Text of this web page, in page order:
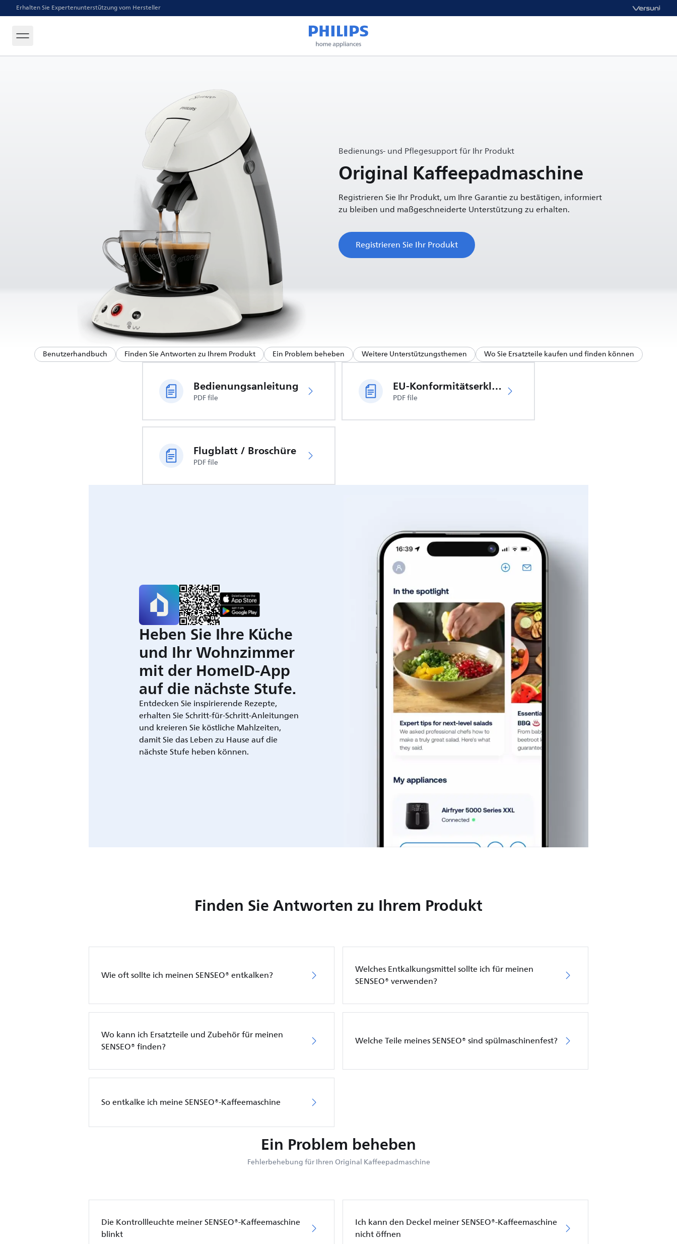
Erhalten Sie Expertenunterstützung vom Hersteller
Bedienungs- und Pflegesupport für Ihr Produkt
Original Kaffeepadmaschine
Registrieren Sie Ihr Produkt, um Ihre Garantie zu bestätigen, informiert
zu bleiben und maßgeschneiderte Unterstützung zu erhalten.
Registrieren Sie Ihr Produkt
Benutzerhandbuch Finden Sie Antworten zu Ihrem Produkt Ein Problem beheben Weitere Unterstützungsthemen Wo Sie Ersatzteile kaufen und finden können
Bedienungsanleitung
PDF file
EU-Konformitätserklärung
PDF file
Flugblatt / Broschüre
PDF file
Heben Sie Ihre Küche
und Ihr Wohnzimmer
mit der HomeID-App
auf die nächste Stufe.
Entdecken Sie inspirierende Rezepte,
erhalten Sie Schritt-für-Schritt-Anleitungen
und kreieren Sie köstliche Mahlzeiten,
damit Sie das Leben zu Hause auf die
nächste Stufe heben können.
Finden Sie Antworten zu Ihrem Produkt
Wie oft sollte ich meinen SENSEO® entkalken?
Welches Entkalkungsmittel sollte ich für meinen
SENSEO® verwenden?
Wo kann ich Ersatzteile und Zubehör für meinen
SENSEO® finden?
Welche Teile meines SENSEO® sind spülmaschinenfest?
So entkalke ich meine SENSEO®-Kaffeemaschine
Ein Problem beheben
Fehlerbehebung für Ihren Original Kaffeepadmaschine
Die Kontrollleuchte meiner SENSEO®-Kaffeemaschine
blinkt
Ich kann den Deckel meiner SENSEO®-Kaffeemaschine
nicht öffnen